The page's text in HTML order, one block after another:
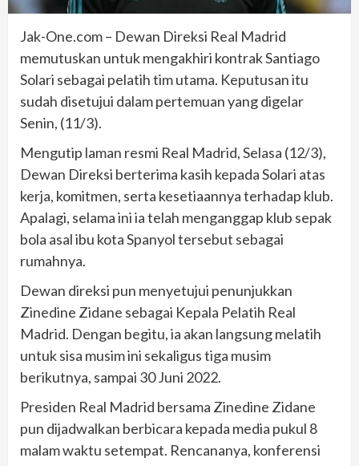
Jak-One.com – Dewan Direksi Real Madrid
memutuskan untuk mengakhiri kontrak Santiago
Solari sebagai pelatih tim utama. Keputusan itu
sudah disetujui dalam pertemuan yang digelar
Senin, (11/3).
Mengutip laman resmi Real Madrid, Selasa (12/3),
Dewan Direksi berterima kasih kepada Solari atas
kerja, komitmen, serta kesetiaannya terhadap klub.
Apalagi, selama ini ia telah menganggap klub sepak
bola asal ibu kota Spanyol tersebut sebagai
rumahnya.
Dewan direksi pun menyetujui penunjukkan
Zinedine Zidane sebagai Kepala Pelatih Real
Madrid. Dengan begitu, ia akan langsung melatih
untuk sisa musim ini sekaligus tiga musim
berikutnya, sampai 30 Juni 2022.
Presiden Real Madrid bersama Zinedine Zidane
pun dijadwalkan berbicara kepada media pukul 8
malam waktu setempat. Rencananya, konferensi